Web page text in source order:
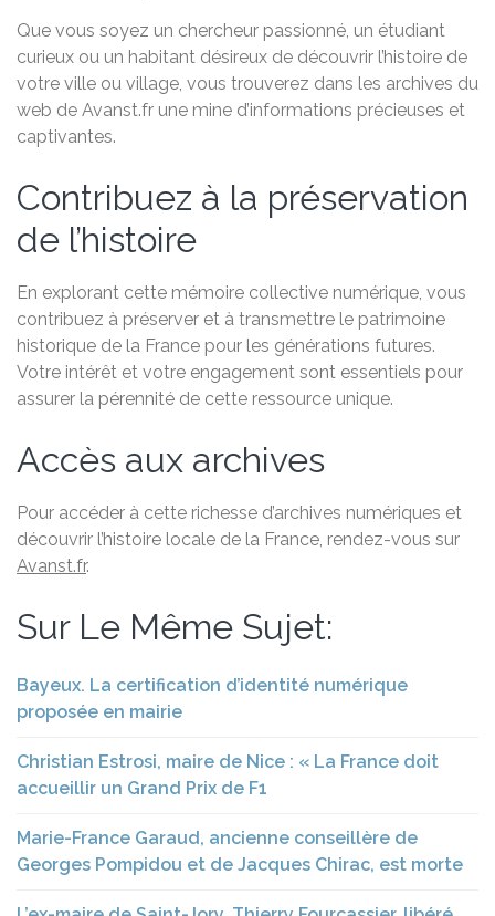
Que vous soyez un chercheur passionné, un étudiant
curieux ou un habitant désireux de découvrir l’histoire de
votre ville ou village, vous trouverez dans les archives du
web de Avanst.fr une mine d’informations précieuses et
captivantes.
Contribuez à la préservation
de l’histoire
En explorant cette mémoire collective numérique, vous
contribuez à préserver et à transmettre le patrimoine
historique de la France pour les générations futures.
Votre intérêt et votre engagement sont essentiels pour
assurer la pérennité de cette ressource unique.
Accès aux archives
Pour accéder à cette richesse d’archives numériques et
découvrir l’histoire locale de la France, rendez-vous sur
Avanst.fr.
Sur Le Même Sujet:
Bayeux. La certification d’identité numérique
proposée en mairie
Christian Estrosi, maire de Nice : « La France doit
accueillir un Grand Prix de F1
Marie-France Garaud, ancienne conseillère de
Georges Pompidou et de Jacques Chirac, est morte